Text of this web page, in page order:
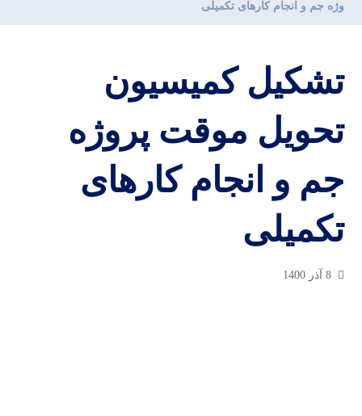
وژه جم و انجام کارهای تکمیلی
تشکیل کمیسیون
تحویل موقت پروژه
جم و انجام کارهای
تکمیلی
8 آذر 1400